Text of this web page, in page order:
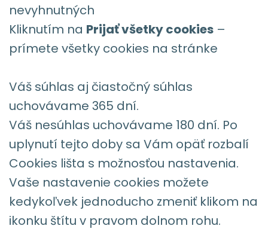
nevyhnutných
Kliknutím na Prijať všetky cookies –
prímete všetky cookies na stránke
Váš súhlas aj čiastočný súhlas
uchovávame 365 dní.
Váš nesúhlas uchovávame 180 dní. Po
uplynutí tejto doby sa Vám opäť rozbalí
Cookies lišta s možnosťou nastavenia.
Vaše nastavenie cookies možete
kedykoľvek jednoducho zmeniť klikom na
ikonku štítu v pravom dolnom rohu.